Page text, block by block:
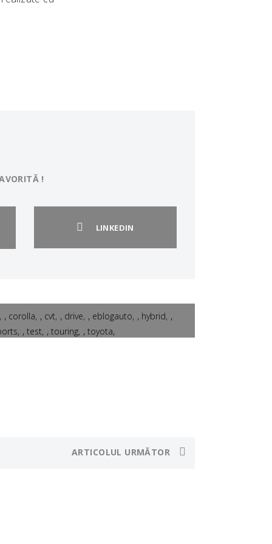
!
LINKEDIN
, corolla , cvt , drive , eblogauto , hybrid ,
, test , touring , toyota,
ARTICOLUL URMĂTOR